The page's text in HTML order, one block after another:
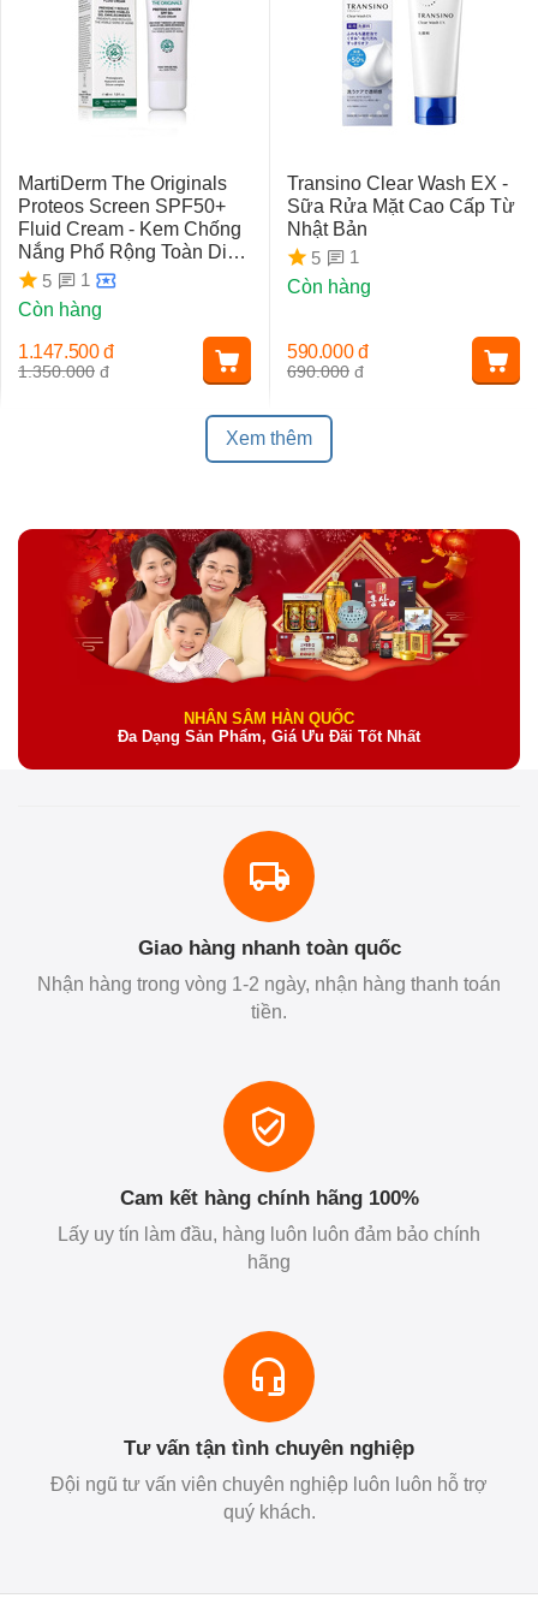
MartiDerm The Originals
Proteos Screen SPF50+
Fluid Cream - Kem Chống
Nắng Phổ Rộng Toàn Diện
Ngừa Lão Hóa, Nám Da
5
1
Còn hàng
1.350.000 đ
1.147.500 đ
Transino Clear Wash EX -
Sữa Rửa Mặt Cao Cấp Từ
Nhật Bản
5
1
Còn hàng
690.000 đ
590.000 đ
Xem thêm
NHÂN SÂM HÀN QUỐC
Đa Dạng Sản Phẩm, Giá Ưu Đãi Tốt Nhất
Giao hàng nhanh toàn quốc
Nhận hàng trong vòng 1-2 ngày, nhận hàng thanh toán
tiền.
Cam kết hàng chính hãng 100%
Lấy uy tín làm đầu, hàng luôn luôn đảm bảo chính
hãng
Tư vấn tận tình chuyên nghiệp
Đội ngũ tư vấn viên chuyên nghiệp luôn luôn hỗ trợ
quý khách.